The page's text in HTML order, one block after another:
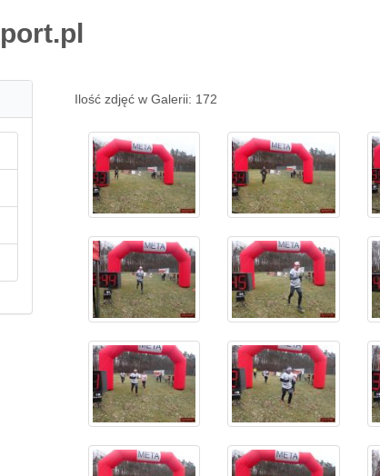
Ilość zdjęć w Galerii: 172